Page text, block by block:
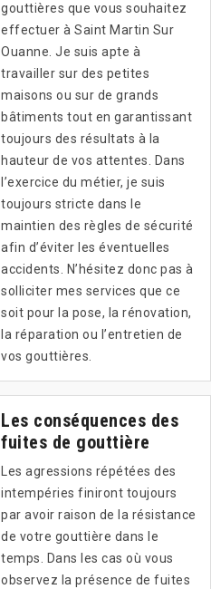
gouttières que vous souhaitez
effectuer à Saint Martin Sur
Ouanne. Je suis apte à
travailler sur des petites
maisons ou sur de grands
bâtiments tout en garantissant
toujours des résultats à la
hauteur de vos attentes. Dans
l’exercice du métier, je suis
toujours stricte dans le
maintien des règles de sécurité
afin d’éviter les éventuelles
accidents. N’hésitez donc pas à
solliciter mes services que ce
soit pour la pose, la rénovation,
la réparation ou l’entretien de
vos gouttières.
Les conséquences des
fuites de gouttière
Les agressions répétées des
intempéries finiront toujours
par avoir raison de la résistance
de votre gouttière dans le
temps. Dans les cas où vous
observez la présence de fuites